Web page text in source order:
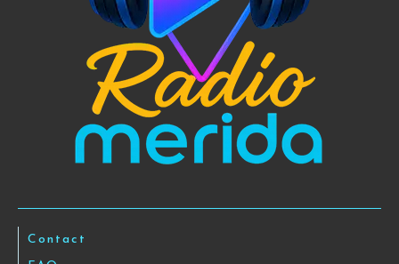
Contact